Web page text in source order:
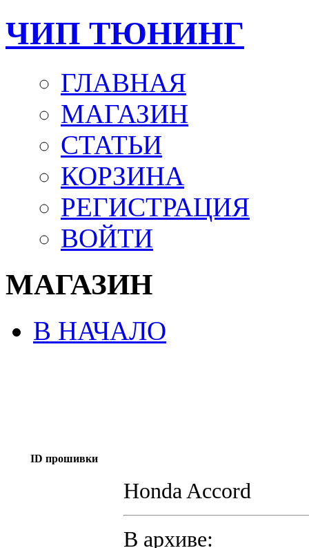
ЧИП ТЮНИНГ
ГЛАВНАЯ
МАГАЗИН
СТАТЬИ
КОРЗИНА
РЕГИСТРАЦИЯ
ВОЙТИ
МАГАЗИН
В НАЧАЛО
ID прошивки
Honda Accord
В архиве: